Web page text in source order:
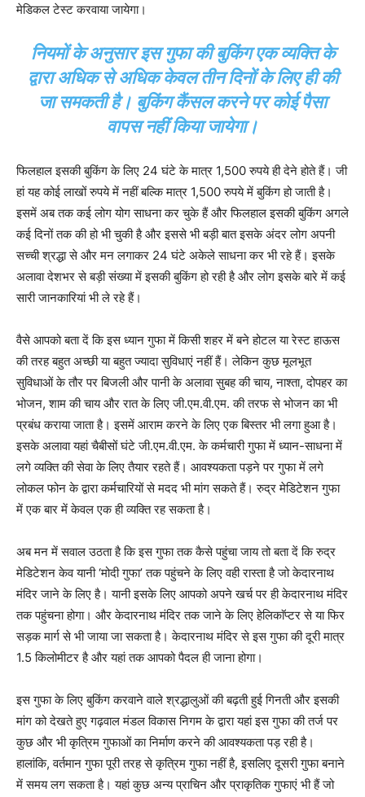
मेडिकल टेस्‍ट करवाया जायेगा।
नियमों के अनुसार इस गुफा की बुकिंग एक व्यक्ति के
द्वारा अधिक से अधिक केवल तीन दिनों के लिए ही की
जा समकती है। बुकिंग कैंसल करने पर कोई पैसा
वापस नहीं किया जायेगा।
फिलहाल इसकी बुकिंग के लिए 24 घंटे के मात्र 1,500 रुपये ही देने होते हैं। जी
हां यह कोई लाखों रुपये में नहीं बल्कि मात्र 1,500 रुपये में बुकिंग हो जाती है।
इसमें अब तक कई लोग योग साधना कर चुके हैं और फिलहाल इसकी बुकिंग अगले
कई दिनों तक की हो भी चुकी है और इससे भी बड़ी बात इसके अंदर लोग अपनी
सच्ची श्रद्धा से और मन लगाकर 24 घंटे अकेले साधना कर भी रहे हैं। इसके
अलावा देशभर से बड़ी संख्‍या में इसकी बुकिंग हो रही है और लोग इसके बारे में कई
सारी जानकारियां भी ले रहे हैं।
वैसे आपको बता दें कि इस ध्यान गुफा में किसी शहर में बने होटल या रेस्ट हाऊस
की तरह बहुत अच्छी या बहुत ज्यादा सुविधाएं नहीं हैं। लेकिन कुछ मूलभूत
सुविधाओं के तौर पर बिजली और पानी के अलावा सुबह की चाय, नाश्ता, दोपहर का
भोजन, शाम की चाय और रात के लिए जी.एम.वी.एम. की तरफ से भोजन का भी
प्रबंध कराया जाता है। इसमें आराम करने के लिए एक बिस्तर भी लगा हुआ है।
इसके अलावा यहां चैबीसों घंटे जी.एम.वी.एम. के कर्मचारी गुफा में ध्यान-साधना में
लगे व्यक्ति की सेवा के लिए तैयार रहते हैं। आवश्यकता पड़ने पर गुफा में लगे
लोकल फोन के द्वारा कर्मचारियों से मदद भी मांग सकते हैं। रुद्र मेडिटेशन गुफा
में एक बार में केवल एक ही व्यक्ति रह सकता है।
अब मन में सवाल उठता है कि इस गुफा तक कैसे पहुंचा जाय तो बता दें कि रुद्र
मेडिटेशन केव यानी ‘मोदी गुफा’ तक पहुंचने के लिए वही रास्ता है जो केदारनाथ
मंदिर जाने के लिए है। यानी इसके लिए आपको अपने खर्च पर ही केदारनाथ मंदिर
तक पहुंचना होगा। और केदारनाथ मंदिर तक जाने के लिए हेलिकाॅप्टर से या फिर
सड़क मार्ग से भी जाया जा सकता है। केदारनाथ मंदिर से इस गुफा की दूरी मात्र
1.5 किलोमीटर है और यहां तक आपको पैदल ही जाना होगा।
इस गुफा के लिए बुकिंग करवाने वाले श्रद्धालुओं की बढ़ती हुई गिनती और इसकी
मांग को देखते हुए गढ़वाल मंडल विकास निगम के द्वारा यहां इस गुफा की तर्ज पर
कुछ और भी कृत्रिम गुफाओं का निर्माण करने की आवश्यकता पड़ रही है।
हालांकि, वर्तमान गुफा पूरी तरह से कृत्रिम गुफा नहीं है, इसलिए दूसरी गुफा बनाने
में समय लग सकता है। यहां कुछ अन्य प्राचिन और प्राकृतिक गुफाएं भी हैं जो